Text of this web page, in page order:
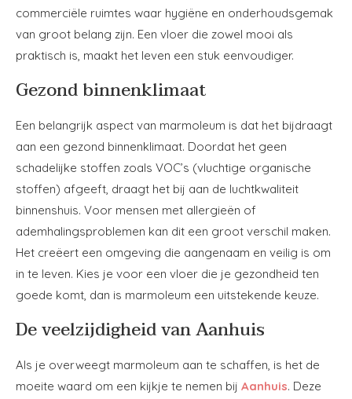
commerciële ruimtes waar hygiëne en onderhoudsgemak
van groot belang zijn. Een vloer die zowel mooi als
praktisch is, maakt het leven een stuk eenvoudiger.
Gezond binnenklimaat
Een belangrijk aspect van marmoleum is dat het bijdraagt
aan een gezond binnenklimaat. Doordat het geen
schadelijke stoffen zoals VOC’s (vluchtige organische
stoffen) afgeeft, draagt het bij aan de luchtkwaliteit
binnenshuis. Voor mensen met allergieën of
ademhalingsproblemen kan dit een groot verschil maken.
Het creëert een omgeving die aangenaam en veilig is om
in te leven. Kies je voor een vloer die je gezondheid ten
goede komt, dan is marmoleum een uitstekende keuze.
De veelzijdigheid van Aanhuis
Als je overweegt marmoleum aan te schaffen, is het de
moeite waard om een kijkje te nemen bij Aanhuis. Deze